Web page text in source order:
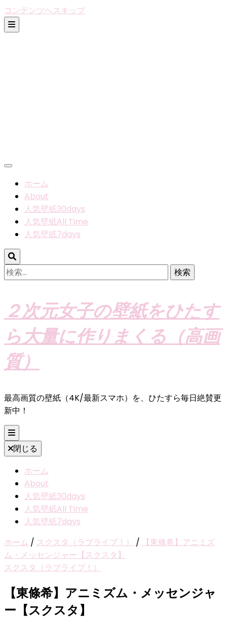
コンテンツへスキップ
ホーム
About
人気壁紙30days
人気壁紙All Time
人気壁紙7days
検
索:
２次元女子の壁紙をひたす
ら大量に作りまくる（高画
質）
最高画質の壁紙（4K/最新スマホ）を、ひたすら毎日絶賛更
新中！
閉じる
ホーム
About
人気壁紙30days
人気壁紙All Time
人気壁紙7days
ホーム / スクスタ（ラブライブ！） /
【東條希】アニミズ
ム・メッセンジャー【スクスタ】
スクスタ（ラブライブ！）
【東條希】アニミズム・メッセンジャ
ー【スクスタ】